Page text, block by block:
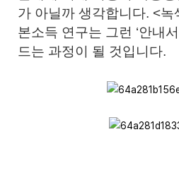
가 아닐까 생각합니다. <녹
본소득 연구는 그런 ‘안내
드는 과정이 될 것입니다.